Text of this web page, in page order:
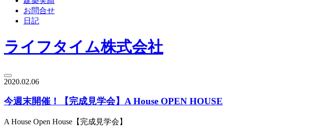
お問合せ
日記
ライフタイム株式会社
2020.02.06
今週末開催！【完成見学会】A House OPEN HOUSE
A House Open House【完成見学会】